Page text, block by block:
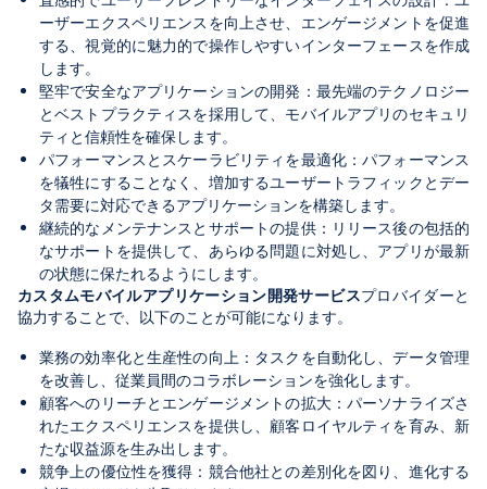
ーザーエクスペリエンスを向上させ、エンゲージメントを促進
する、視覚的に魅力的で操作しやすいインターフェースを作成
します。
堅牢で安全なアプリケーションの開発：最先端のテクノロジー
とベストプラクティスを採用して、モバイルアプリのセキュリ
ティと信頼性を確保します。
パフォーマンスとスケーラビリティを最適化：パフォーマンス
を犠牲にすることなく、増加するユーザートラフィックとデー
タ需要に対応できるアプリケーションを構築します。
継続的なメンテナンスとサポートの提供：リリース後の包括的
なサポートを提供して、あらゆる問題に対処し、アプリが最新
の状態に保たれるようにします。
カスタムモバイルアプリケーション開発サービスプロバイダーと
協力することで、以下のことが可能になります。
業務の効率化と生産性の向上：タスクを自動化し、データ管理
を改善し、従業員間のコラボレーションを強化します。
顧客へのリーチとエンゲージメントの拡大：パーソナライズさ
れたエクスペリエンスを提供し、顧客ロイヤルティを育み、新
たな収益源を生み出します。
競争上の優位性を獲得：競合他社との差別化を図り、進化する